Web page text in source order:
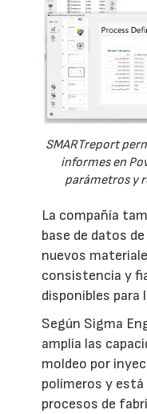
SMARTreport
informes en
parámetros y
La compañía
base de datos
nuevos
consistencia y
disponibles para
Según Sigma
amplía las
moldeo por
polímeros y
procesos de